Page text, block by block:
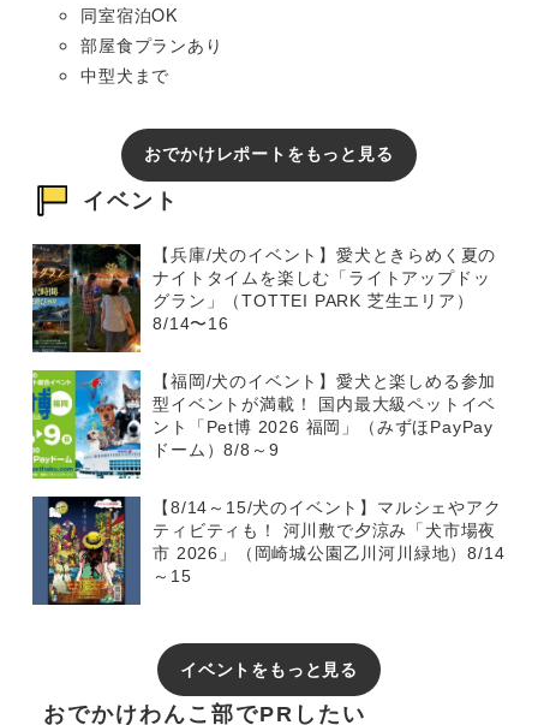
同室宿泊OK
部屋食プランあり
中型犬まで
おでかけレポートをもっと見る
イベント
【兵庫/犬のイベント】愛犬ときらめく夏の
ナイトタイムを楽しむ「ライトアップドッ
グラン」（TOTTEI PARK 芝生エリア）
8/14〜16
【福岡/犬のイベント】愛犬と楽しめる参加
型イベントが満載！ 国内最大級ペットイベ
ント「Pet博 2026 福岡」（みずほPayPay
ドーム）8/8～9
【8/14～15/犬のイベント】マルシェやアク
ティビティも！ 河川敷で夕涼み「犬市場夜
市 2026」（岡崎城公園乙川河川緑地）8/14
～15
イベントをもっと見る
おでかけわんこ部でPRしたい